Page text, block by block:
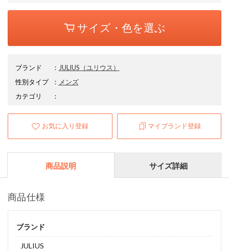
サイズ・色を選ぶ
ブランド ： JULIUS （ユリウス）
性別タイプ
： メンズ
カテゴリ
：
お気に入り登録 マイブランド登録
商品説明 サイズ詳細
商品仕様
ブランド
JULIUS